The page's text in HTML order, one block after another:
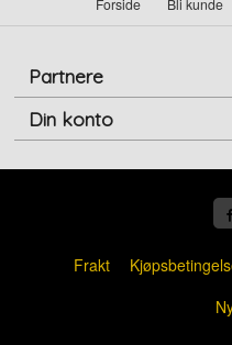
Partnere
Din konto
Frakt